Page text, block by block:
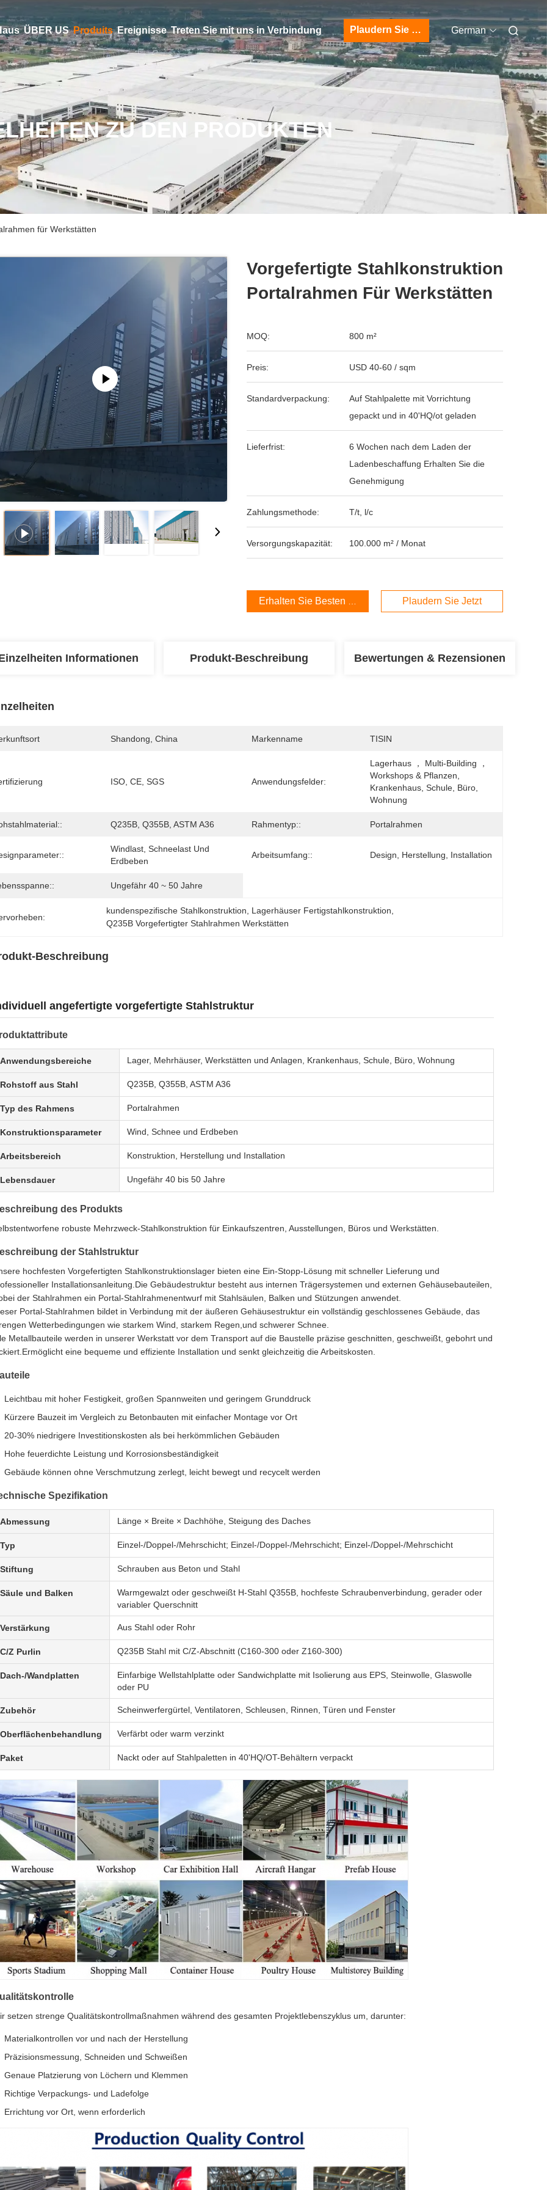
ÜBER US Produits Ereignisse Treten Sie mit uns in Verbindung Plaudern Sie Jetzt German
ZU DEN PRODUKTEN
für Werkstätten
Vorgefertigte Stahlkonstruktion
Portalrahmen Für Werkstätten
MOQ: 800 m²
Preis: USD 40-60 / sqm
Standardverpackung:
Auf Stahlpalette mit Vorrichtung
gepackt und in 40'HQ/ot geladen
Lieferfrist:
6 Wochen nach dem Laden der
Ladenbeschaffung Erhalten Sie die
Genehmigung
Zahlungsmethode: T/t, l/c
Versorgungskapazität: 100.000 m² / Monat
Erhalten Sie Besten Preis Plaudern Sie Jetzt
Informationen Produkt-Beschreibung Bewertungen & Rezensionen
Shandong, China Markenname TISIN
ISO, CE, SGS Anwendungsfelder:
Lagerhaus ， Multi-Building ，
Workshops & Pflanzen,
Krankenhaus, Schule, Büro,
Wohnung
Q235B, Q355B, ASTM A36 Rahmentyp:: Portalrahmen
Windlast, Schneelast Und
Erdbeben
Arbeitsumfang:: Design, Herstellung, Installation
Ungefähr 40 ~ 50 Jahre
kundenspezifische Stahlkonstruktion Lagerhäuser Fertigstahlkonstruktion
Q235B Vorgefertigter Stahlrahmen Werkstätten
Beschreibung
angefertigte vorgefertigte Stahlstruktur
Anwendungsbereiche Lager, Mehrhäuser, Werkstätten und Anlagen, Krankenhaus, Schule, Büro, Wohnung
Rohstoff aus Stahl Q235B, Q355B, ASTM A36
Typ des Rahmens Portalrahmen
Konstruktionsparameter Wind, Schnee und Erdbeben
Arbeitsbereich Konstruktion, Herstellung und Installation
Lebensdauer Ungefähr 40 bis 50 Jahre
des Produkts
robuste Mehrzweck-Stahlkonstruktion für Einkaufszentren, Ausstellungen, Büros und Werkstätten.
der Stahlstruktur
hochfesten Vorgefertigten Stahlkonstruktionslager bieten eine Ein-Stopp-Lösung mit schneller Lieferung und
Installationsanleitung.Die Gebäudestruktur besteht aus internen Trägersystemen und externen Gehäusebauteilen,
der Stahlrahmen ein Portal-Stahlrahmenentwurf mit Stahlsäulen, Balken und Stützungen anwendet.
Portal-Stahlrahmen bildet in Verbindung mit der äußeren Gehäusestruktur ein vollständig geschlossenes Gebäude, das
Wetterbedingungen wie starkem Wind, starkem Regen,und schwerer Schnee.
Metallbauteile werden in unserer Werkstatt vor dem Transport auf die Baustelle präzise geschnitten, geschweißt, gebohrt und
eine bequeme und effiziente Installation und senkt gleichzeitig die Arbeitskosten.
Leichtbau mit hoher Festigkeit, großen Spannweiten und geringem Grunddruck
Kürzere Bauzeit im Vergleich zu Betonbauten mit einfacher Montage vor Ort
20-30% niedrigere Investitionskosten als bei herkömmlichen Gebäuden
Hohe feuerdichte Leistung und Korrosionsbeständigkeit
Gebäude können ohne Verschmutzung zerlegt, leicht bewegt und recycelt werden
Spezifikation
Abmessung Länge × Breite × Dachhöhe, Steigung des Daches
Typ Einzel-/Doppel-/Mehrschicht; Einzel-/Doppel-/Mehrschicht; Einzel-/Doppel-/Mehrschicht
Stiftung Schrauben aus Beton und Stahl
Säule und Balken
Warmgewalzt oder geschweißt H-Stahl Q355B, hochfeste Schraubenverbindung, gerader oder
variabler Querschnitt
Verstärkung Aus Stahl oder Rohr
C/Z Purlin Q235B Stahl mit C/Z-Abschnitt (C160-300 oder Z160-300)
Dach-/Wandplatten
Einfarbige Wellstahlplatte oder Sandwichplatte mit Isolierung aus EPS, Steinwolle, Glaswolle
oder PU
Zubehör Scheinwerfergürtel, Ventilatoren, Schleusen, Rinnen, Türen und Fenster
Oberflächenbehandlung Verfärbt oder warm verzinkt
Paket Nackt oder auf Stahlpaletten in 40'HQ/OT-Behältern verpackt
setzen strenge Qualitätskontrollmaßnahmen während des gesamten Projektlebenszyklus um, darunter:
Materialkontrollen vor und nach der Herstellung
Präzisionsmessung, Schneiden und Schweißen
Genaue Platzierung von Löchern und Klemmen
Richtige Verpackungs- und Ladefolge
Errichtung vor Ort, wenn erforderlich